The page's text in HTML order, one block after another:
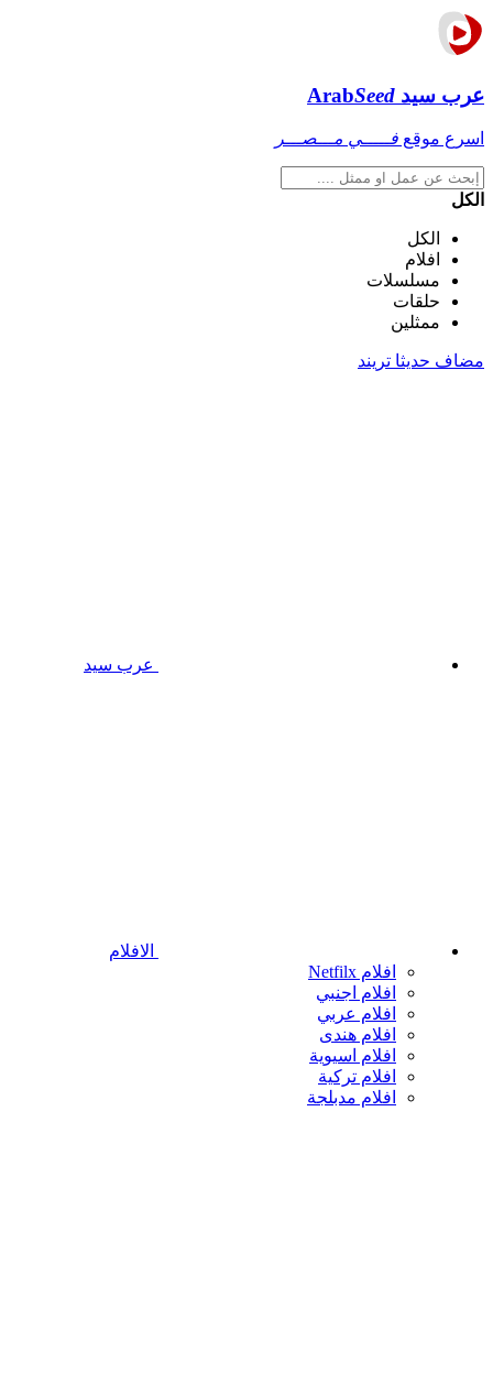
عرب سيد ArabSeed
اسرع موقع فـــــي مـــصـــر
الكل
الكل
افلام
مسلسلات
حلقات
ممثلين
مضاف حديثا تريند
عرب سيد
الافلام
افلام Netfilx
افلام اجنبي
افلام عربي
افلام هندى
افلام اسيوية
افلام تركية
افلام مدبلجة